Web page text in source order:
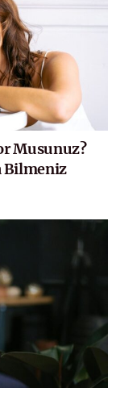
Musunuz?
Bilmeniz